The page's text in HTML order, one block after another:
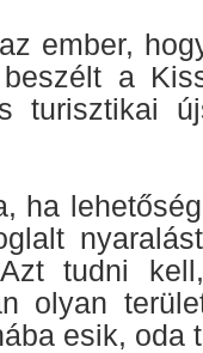
ember,
a
turisztikai
ha
tudni
olyan
esik, oda